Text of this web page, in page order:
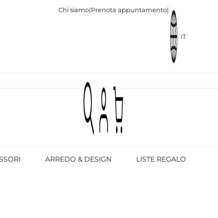
Chi siamo|Prenota appuntamento|
IT
ARREDO & DESIGN LISTE REGALO